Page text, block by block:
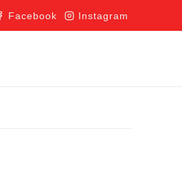
Facebook Instagram